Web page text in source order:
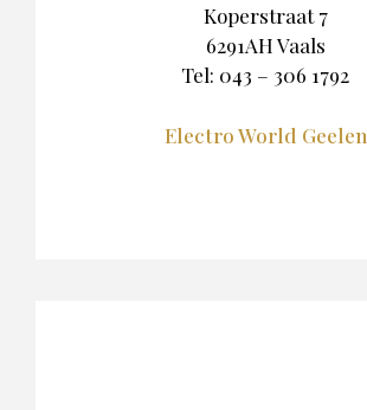
Koperstraat 7
6291AH Vaals
Tel: 043 – 306 1792
Electro World Geelen